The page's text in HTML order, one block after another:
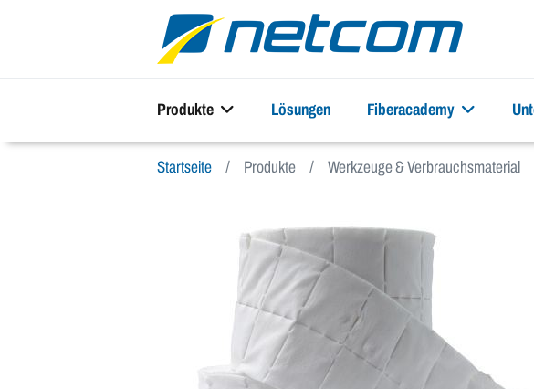
Produkte Lösungen Fiberacademy
Startseite Produkte Werkzeuge & Verbrauchsmaterial